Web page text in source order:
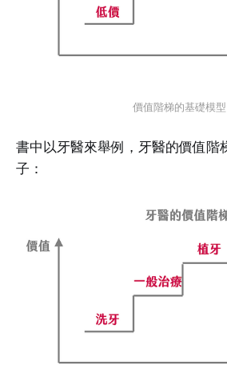
價值階梯的基礎模型
書中以牙醫來舉例，牙醫的價值階
子：